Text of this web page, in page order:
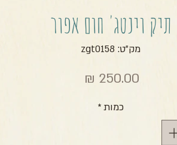
תיק וינטג' חום אפור
מק"ט: zgt0158
כמות *